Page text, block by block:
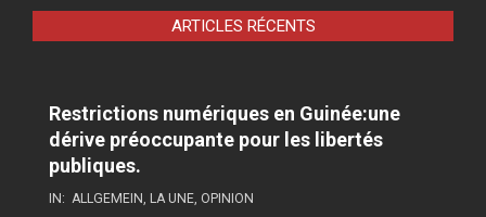
ARTICLES RÉCENTS
Restrictions numériques en Guinée:une
dérive préoccupante pour les libertés
publiques.
IN: ALLGEMEIN, LA UNE, OPINION